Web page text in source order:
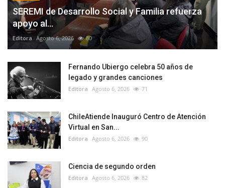
SEREMI de Desarrollo Social y Familia refuerza
apoyo al...
Editora Agosto 6, 2026 80
Fernando Ubiergo celebra 50 años de
legado y grandes canciones
Editora Agosto 6, 2026 71
ChileAtiende Inauguró Centro de Atención
Virtual en San...
Editora Agosto 6, 2026 90
Ciencia de segundo orden
Editora Agosto 6, 2026 82